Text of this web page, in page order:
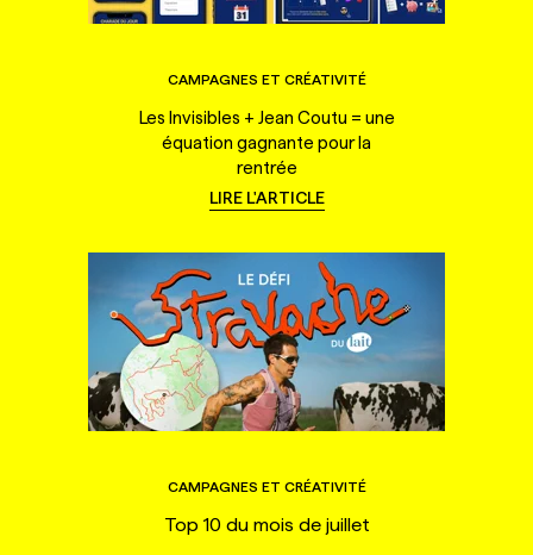
CAMPAGNES ET CRÉATIVITÉ
Les Invisibles + Jean Coutu = une
équation gagnante pour la
rentrée
LIRE L'ARTICLE
CAMPAGNES ET CRÉATIVITÉ
Top 10 du mois de juillet